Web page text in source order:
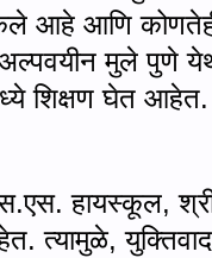
आहे आणि
मुले पुणे
शिक्षण घेत आहेत.
हायस्कूल,
त्यामुळे,